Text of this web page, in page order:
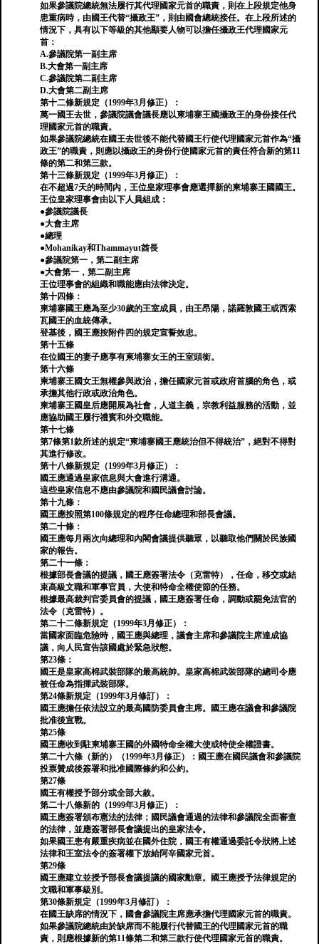
如果參議院總統無法履行其代理國家元首的職責，則在上段規定他身
患重病時，由國王代替“攝政王”，則由國會總統接任。在上段所述的
情況下，具有以下等級的其他顯要人物可以擔任攝政王代理國家元
首：
A.參議院第一副主席
B.大會第一副主席
C.參議院第二副主席
D.大會第二副主席
第十二條新規定（1999年3月修正）：
萬一國王去世，參議院議會議長應以柬埔寨王國攝政王的身份接任代
理國家元首的職責。
如果參議院總統在國王去世後不能代替國王行使代理國家元首作為“攝
政王”的職責，則應以攝政王的身份行使國家元首的責任符合新的第11
條的第二和第三款。
第十三條新規定（1999年3月修正）：
在不超過7天的時間內，王位皇家理事會應選擇新的柬埔寨王國國王。
王位皇家理事會由以下人員組成：
●參議院議長
●大會主席
●總理
●Mohanikay和Thammayut酋長
●參議院第一，第二副主席
●大會第一，第二副主席
王位理事會的組織和職能應由法律決定。
第十四條：
柬埔寨國王應為至少30歲的王室成員，由王昂陽，諾羅敦國王或西索
瓦國王的血統傳承。
登基後，國王應按附件四的規定宣誓效忠。
第十五條
在位國王的妻子應享有柬埔寨女王的王室頭銜。
第十六條
柬埔寨王國女王無權參與政治，擔任國家元首或政府首腦的角色，或
承擔其他行政或政治角色。
柬埔寨王國皇后應開展為社會，人道主義，宗教利益服務的活動，並
應協助國王履行禮賓和外交職能。
第十七條
第7條第1款所述的規定“柬埔寨國王應統治但不得統治”，絕對不得對
其進行修改。
第十八條新規定（1999年3月修正）：
國王應通過皇家信息與大會進行溝通。
這些皇家信息不應由參議院和國民議會討論。
第十九條：
國王應按照第100條規定的程序任命總理和部長會議。
第二十條：
國王應每月兩次向總理和內閣會議提供聽眾，以聽取他們關於民族國
家的報告。
第二十一條：
根據部長會議的提議，國王應簽署法令（克雷特），任命，移交或結
束高級文職和軍事官員，大使和特命全權使節的任務。
根據最高裁判官委員會的提議，國王應簽署任命，調動或罷免法官的
法令（克雷特）。
第二十二條新規定（1999年3月修正）：
當國家面臨危險時，國王應與總理，議會主席和參議院主席達成協
議，向人民宣告該國處於緊急狀態。
第23條：
國王是皇家高棉武裝部隊的最高統帥。皇家高棉武裝部隊的總司令應
被任命為指揮武裝部隊。
第24條新規定（1999年3月修訂）：
國王應擔任依法設立的最高國防委員會主席。國王應在議會和參議院
批准後宣戰。
第25條
國王應收到駐柬埔寨王國的外國特命全權大使或特使全權證書。
第二十六條（新的）（1999年3月修正）：國王應在國民議會和參議院
投票贊成後簽署和批准國際條約和公約。
第27條
國王有權授予部分或全部大赦。
第二十八條新的（1999年3月修正）：
國王應簽署頒布憲法的法律；國民議會通過的法律和參議院全面審查
的法律，並應簽署部長會議提出的皇家法令。
如果國王患有嚴重疾病並在國外住院，國王有權通過委託令狀將上述
法律和王室法令的簽署權下放給阿辛國家元首。
第29條
國王應建立並​​授予部長會議提議的國家勳章。國王應授予法律規定的
文職和軍事級別。
第30條新規定（1999年3月修訂）：
在國王缺席的情況下，國會參議院主席應承擔代理國家元首的職責。
如果參議院總統由於缺席而不能履行代替國王的代理國家元首的職
責，則應根據新的第11條第二和第三款行使代理國家元首的職責。